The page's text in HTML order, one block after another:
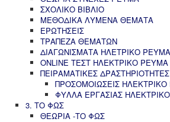
ΣΧΟΛΙΚΟ ΒΙΒΛΙΟ
ΜΕΘΟΔΙΚΑ ΛΥΜΕΝΑ ΘΕΜΑΤΑ
ΕΡΩΤΗΣΕΙΣ
ΤΡΑΠΕΖΑ ΘΕΜΑΤΩΝ
ΔΙΑΓΩΝΙΣΜΑΤΑ ΗΛΕΤΡΙΚΟ ΡΕΥΜΑ
ONLINE ΤΕΣΤ ΗΛΕΚΤΡΙΚΟ ΡΕΥΜΑ
ΠΕΙΡΑΜΑΤΙΚΕΣ ΔΡΑΣΤΗΡΙΟΤΗΤΕΣ
ΠΡΟΣΟΜΟΙΩΣΕΙΣ
ΦΥΛΛΑ ΕΡΓΑΣΙΑΣ
3. ΤΟ ΦΩΣ
ΘΕΩΡΙΑ -ΤΟ ΦΩΣ